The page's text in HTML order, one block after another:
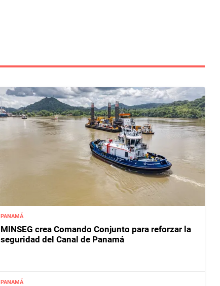
PANAMÁ
MINSEG crea Comando Conjunto para reforzar la
seguridad del Canal de Panamá
PANAMÁ